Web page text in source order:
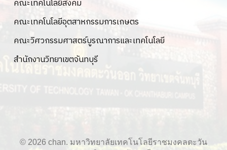
คณะเทคโนโลยีสังคม
คณะเทคโนโลยีอุตสาหกรรมการเกษตร
คณะวิศวกรรมศาสตร์บูรณาการและเทคโนโลยี
สำนักงานวิทยาเขตจันทบุรี
© 2026 chan. มหาวิทยาลัยเทคโนโลยีราชมงคลตะวัน